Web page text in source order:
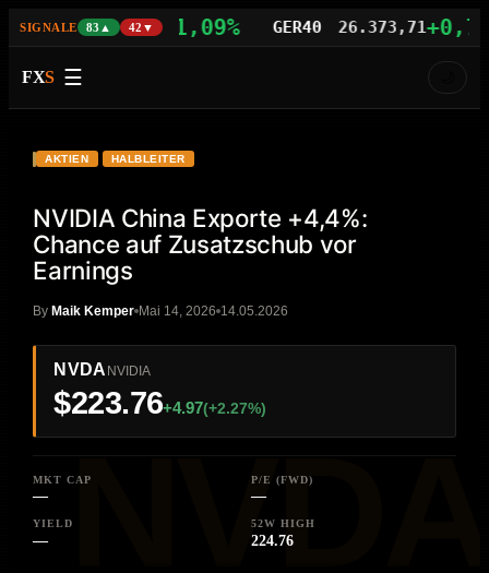
SIGNALE 83▲ 42▼
29.742,21+1,09% GER40 26.373,71+0,77%
FXS ☰
NVDA
AKTIEN HALBLEITER
NVIDIA China Exporte +4,4%:
Chance auf Zusatzschub vor
Earnings
ByMaik Kemper Mai 14, 2026 14.05.2026
NVDA NVIDIA
$223.76+4.97(+2.27%)
MKT CAP
—
P/E (FWD)
—
YIELD
—
52W HIGH
224.76